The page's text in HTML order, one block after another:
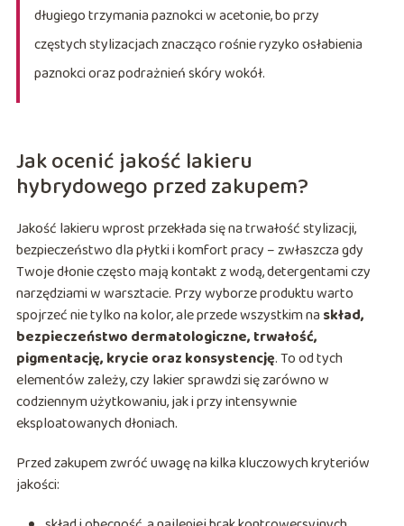
długiego trzymania paznokci w acetonie, bo przy
częstych stylizacjach znacząco rośnie ryzyko osłabienia
paznokci oraz podrażnień skóry wokół.
Jak ocenić jakość lakieru
hybrydowego przed zakupem?
Jakość lakieru wprost przekłada się na trwałość stylizacji,
bezpieczeństwo dla płytki i komfort pracy – zwłaszcza gdy
Twoje dłonie często mają kontakt z wodą, detergentami czy
narzędziami w warsztacie. Przy wyborze produktu warto
spojrzeć nie tylko na kolor, ale przede wszystkim na skład,
bezpieczeństwo dermatologiczne, trwałość,
pigmentację, krycie oraz konsystencję. To od tych
elementów zależy, czy lakier sprawdzi się zarówno w
codziennym użytkowaniu, jak i przy intensywnie
eksploatowanych dłoniach.
Przed zakupem zwróć uwagę na kilka kluczowych kryteriów
jakości: